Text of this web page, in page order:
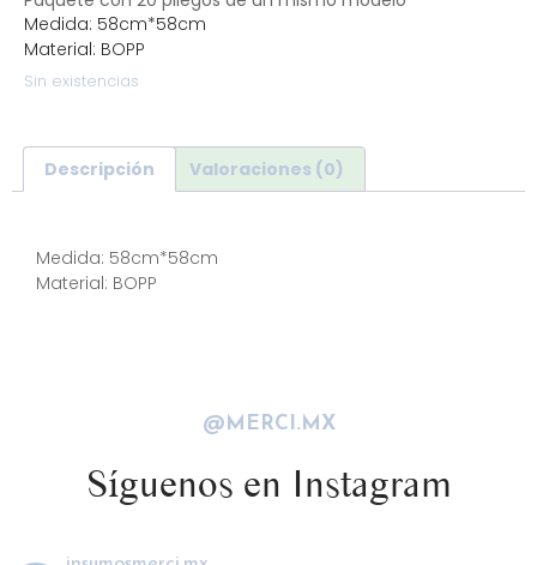
Medida: 58cm*58cm
Material: BOPP
Sin existencias
Descripción Valoraciones (0)
Medida: 58cm*58cm
Material: BOPP
@MERCI.MX
Síguenos en Instagram